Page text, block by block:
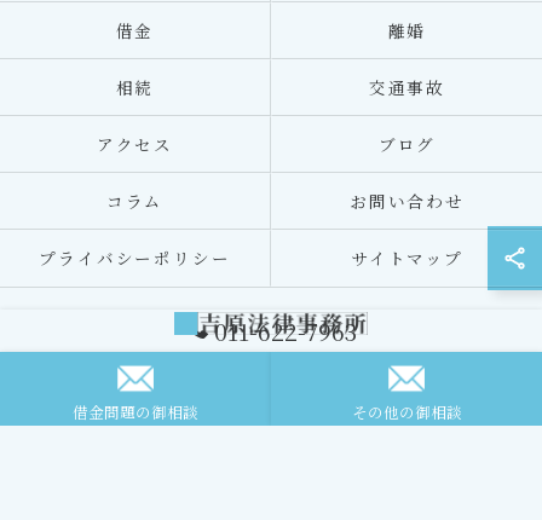
011-622-7963
借金問題の御相談 その他の御相談
借金 離婚
相続 交通事故
アクセス ブログ
コラム お問い合わせ
プライバシーポリシー サイトマップ
© 2026 北海道札幌の弁護士なら吉原法律事務所 ALL RIGHTS RESERVED.